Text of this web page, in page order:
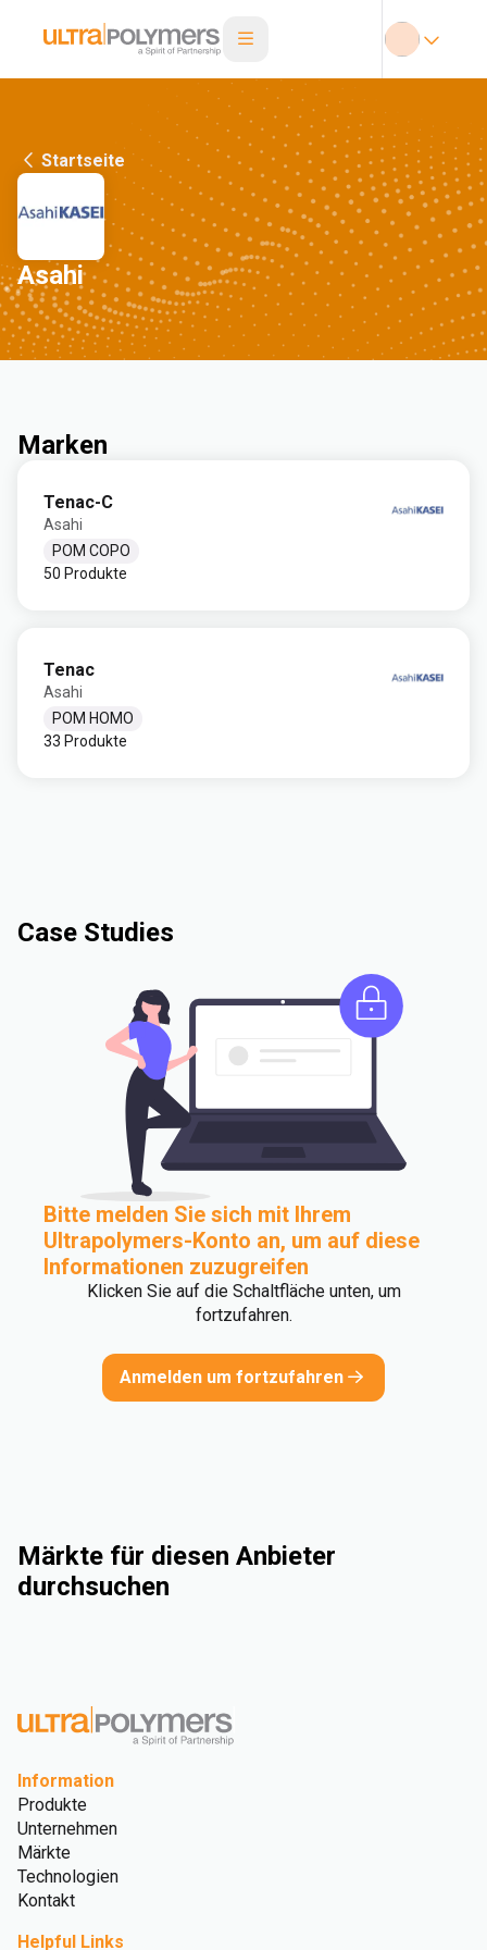
Startseite
Asahi
Marken
Tenac-C
Asahi
POM COPO
50 Produkte
Tenac
Asahi
POM HOMO
33 Produkte
Case Studies
Bitte melden Sie sich mit Ihrem
Ultrapolymers-Konto an, um auf diese
Informationen zuzugreifen
Klicken Sie auf die Schaltfläche unten, um
fortzufahren.
Anmelden um fortzufahren
Märkte für diesen Anbieter
durchsuchen
Information
Produkte
Unternehmen
Märkte
Technologien
Kontakt
Helpful Links